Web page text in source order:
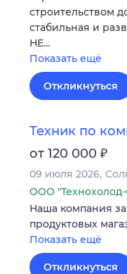
строительством
стабильная и
НЕ…
Показать ещё
Откликнуться
Техник по
от 120 000 ₽
09 июля 2026
ООО
Наша компания
продуктовых
Показать ещё
Откликнуться